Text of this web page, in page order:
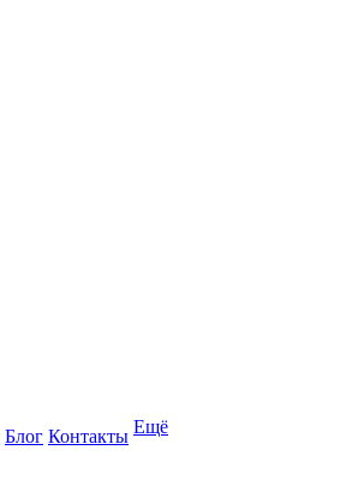
Блог Контакты Ещё